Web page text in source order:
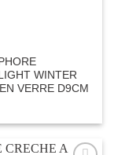
WINTER
VERRE D9CM